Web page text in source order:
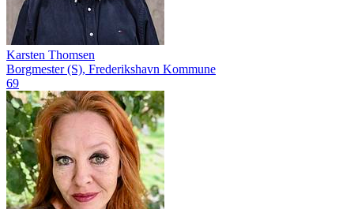
Karsten Thomsen
Borgmester (S), Frederikshavn Kommune
69